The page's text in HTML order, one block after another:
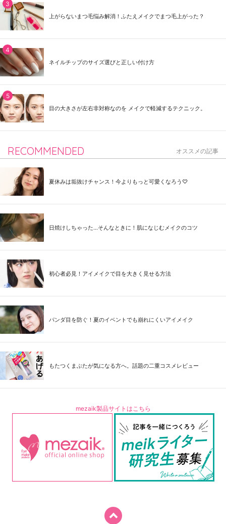
上がらないまつ毛悩み解消！ふたえメイクでまつ毛上がった？
ネイルチップのサイズ選びと正しい付け方
目の大きさが左右非対称なのを メイクで軽減するテクニック。
RECOMMENDED オススメの記事
夏休みは垢抜けチャンス！今よりもっと可愛くなろう♡
日焼けしちゃった...そんなときに！肌になじむメイクのコツ
初心者必見！アイメイクで目を大きく見せる方法
パンダ目を防ぐ！夏のイベントでも崩れにくいアイメイク
もたつくまぶたが気になる方へ。話題の二重コスメレビュー
mezaik製品サイトはこちら